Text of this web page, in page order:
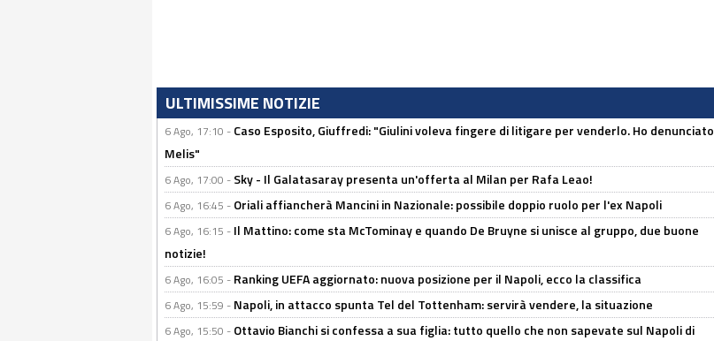
ULTIMISSIME NOTIZIE
6 Ago, 17:10 - Caso Esposito, Giuffredi: "Giulini voleva fingere di litigare per venderlo. Ho denunciato
Melis"
6 Ago, 17:00 - Sky - Il Galatasaray presenta un'offerta al Milan per Rafa Leao!
6 Ago, 16:45 - Oriali affiancherà Mancini in Nazionale: possibile doppio ruolo per l'ex Napoli
6 Ago, 16:15 - Il Mattino: come sta McTominay e quando De Bruyne si unisce al gruppo, due buone
notizie!
6 Ago, 16:05 - Ranking UEFA aggiornato: nuova posizione per il Napoli, ecco la classifica
6 Ago, 15:59 - Napoli, in attacco spunta Tel del Tottenham: servirà vendere, la situazione
6 Ago, 15:50 - Ottavio Bianchi si confessa a sua figlia: tutto quello che non sapevate sul Napoli di